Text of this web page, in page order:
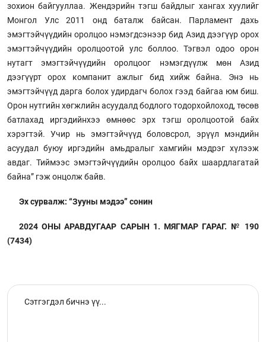
зохион байгууллаа. Жендэрийн тэгш байдлыг хангах хуулийг
Монгол Улс 2011 онд баталж байсан. Парламент дахь
эмэгтэйчүүдийн оролцоо нэмэгдсэнээр бид Азид дээгүүр орох
эмэгтэйчүүдийн оролцоотой улс боллоо. Тэгвэл одоо орон
нутагт эмэгтэйчүүдийн оролцоог нэмэгдүүлж мөн Азид
дээгүүрт орох компанит ажлыг бид хийж байна. Энэ нь
эмэгтэйчүүд дарга болох удирдагч болох гээд байгаа юм биш.
Орон нутгийн хөгжлийн асуудалд бодлого тодорхойлоход, төсөв
батлахад иргэдийнхээ өмнөөс эрх тэгш оролцоотой байх
хэрэгтэй. Учир нь эмэгтэйчүүд боловсрол, эрүүл мэндийн
асуудал буюу иргэдийн амьдралыг хамгийн мэдрэг хүлээж
авдаг. Тиймээс эмэгтэйчүүдийн оролцоо байх шаардлагатай
байна” гэж онцолж байв.
Эх сурвалж: “Зууны мэдээ” сонин
2024 ОНЫ АРАВДУГААР САРЫН 1. МЯГМАР ГАРАГ. № 190
(7434)